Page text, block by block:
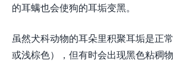
的耳螨也会使狗的耳垢变黑。
虽然犬科动物的耳朵里积聚耳垢是正
或浅棕色），但有时会出现黑色粘稠物